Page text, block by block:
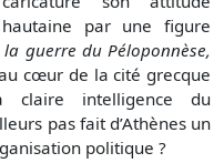
hautaine par une figure
guerre du Péloponnèse,
cœur de la cité grecque
claire intelligence du
pas fait d’Athènes un
politique ?